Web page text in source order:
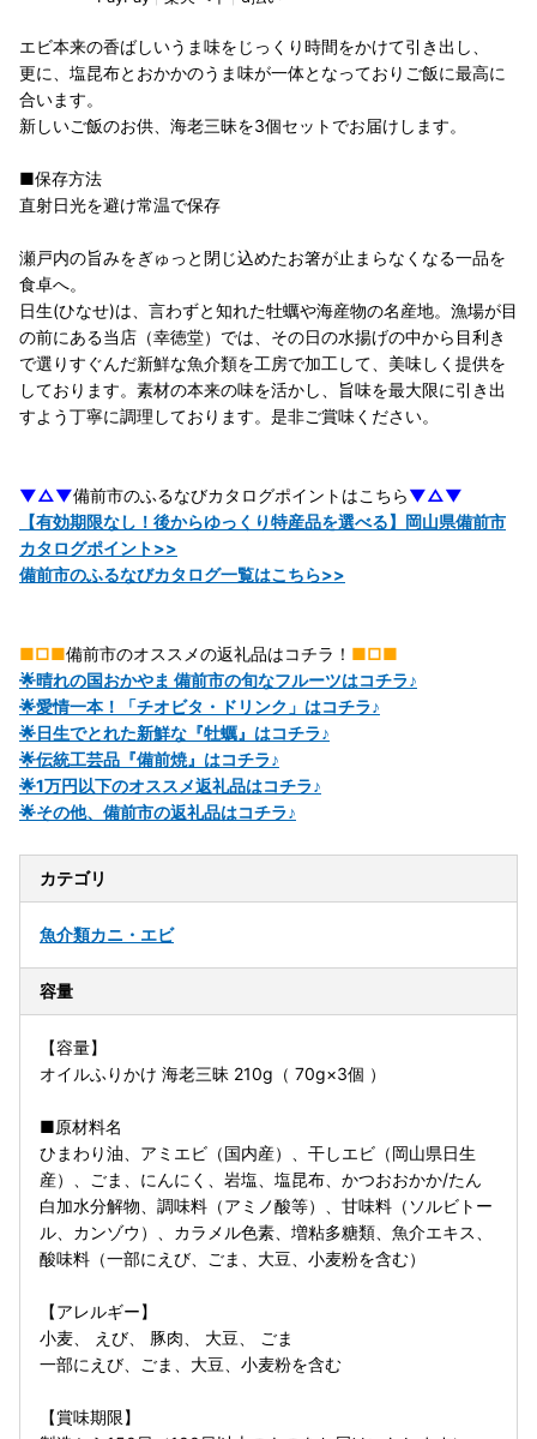
エビ本来の香ばしいうま味をじっくり時間をかけて引き出し、
更に、塩昆布とおかかのうま味が一体となっておりご飯に最高に
合います。
新しいご飯のお供、海老三昧を3個セットでお届けします。
■保存方法
直射日光を避け常温で保存
瀬戸内の旨みをぎゅっと閉じ込めたお箸が止まらなくなる一品を
食卓へ。
日生(ひなせ)は、言わずと知れた牡蠣や海産物の名産地。漁場が目
の前にある当店（幸徳堂）では、その日の水揚げの中から目利き
で選りすぐんだ新鮮な魚介類を工房で加工して、美味しく提供を
しております。素材の本来の味を活かし、旨味を最大限に引き出
すよう丁寧に調理しております。是非ご賞味ください。
▼△▼備前市のふるなびカタログポイントはこちら▼△▼
【有効期限なし！後からゆっくり特産品を選べる】岡山県備前市
カタログポイント>>
備前市のふるなびカタログ一覧はこちら>>
■□■備前市のオススメの返礼品はコチラ！ ■□■
🌟晴れの国おかやま 備前市の旬なフルーツはコチラ♪
🌟愛情一本！「チオビタ・ドリンク」はコチラ♪
🌟日生でとれた新鮮な『牡蠣』はコチラ♪
🌟伝統工芸品『備前焼』はコチラ♪
🌟1万円以下のオススメ返礼品はコチラ♪
🌟その他、備前市の返礼品はコチラ♪
カテゴリ
魚介類カニ・エビ
容量
【容量】
オイルふりかけ 海老三昧 210g（ 70g×3個 ）
■原材料名
ひまわり油、アミエビ（国内産）、干しエビ（岡山県日生
産）、ごま、にんにく、岩塩、塩昆布、かつおおかか/たん
白加水分解物、調味料（アミノ酸等）、甘味料（ソルビトー
ル、カンゾウ）、カラメル色素、増粘多糖類、魚介エキス、
酸味料（一部にえび、ごま、大豆、小麦粉を含む）
【アレルギー】
小麦、 えび、 豚肉、 大豆、 ごま
一部にえび、ごま、大豆、小麦粉を含む
【賞味期限】